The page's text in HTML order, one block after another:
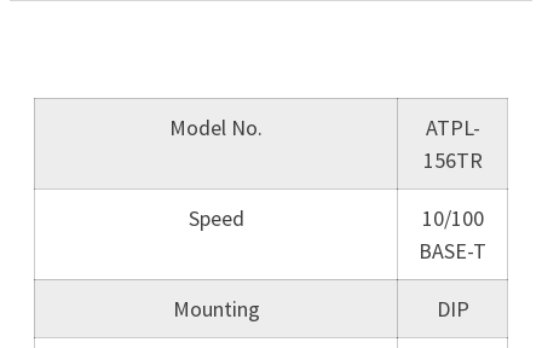
Model No.
ATPL-
156TR
Speed
10/100
BASE-T
Mounting DIP